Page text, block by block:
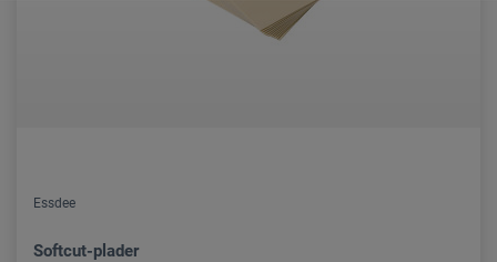
Essdee
Softcut-plader